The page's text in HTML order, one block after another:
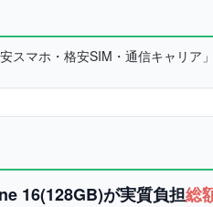
スマホ・格安SIM・通信キャリア
16(128GB)が実質負担総